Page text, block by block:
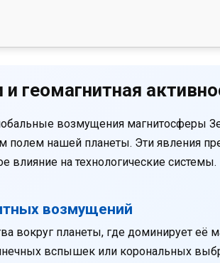
геомагнитная
возмущения магнитосферы
полем нашей планеты. Эти явления
влияние на технологические системы.
возмущений
вокруг планеты, где доминирует её
вспышек или корональных